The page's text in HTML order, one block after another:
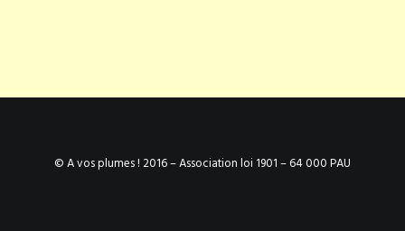
© A vos plumes ! 2016 – Association loi 1901 – 64 000 PAU